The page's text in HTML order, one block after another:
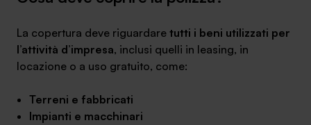
La copertura deve riguardare tutti i beni utilizzati per
l’attività d’impresa, inclusi quelli in leasing, in
locazione o a uso gratuito, come:
Terreni e fabbricati
Impianti e macchinari